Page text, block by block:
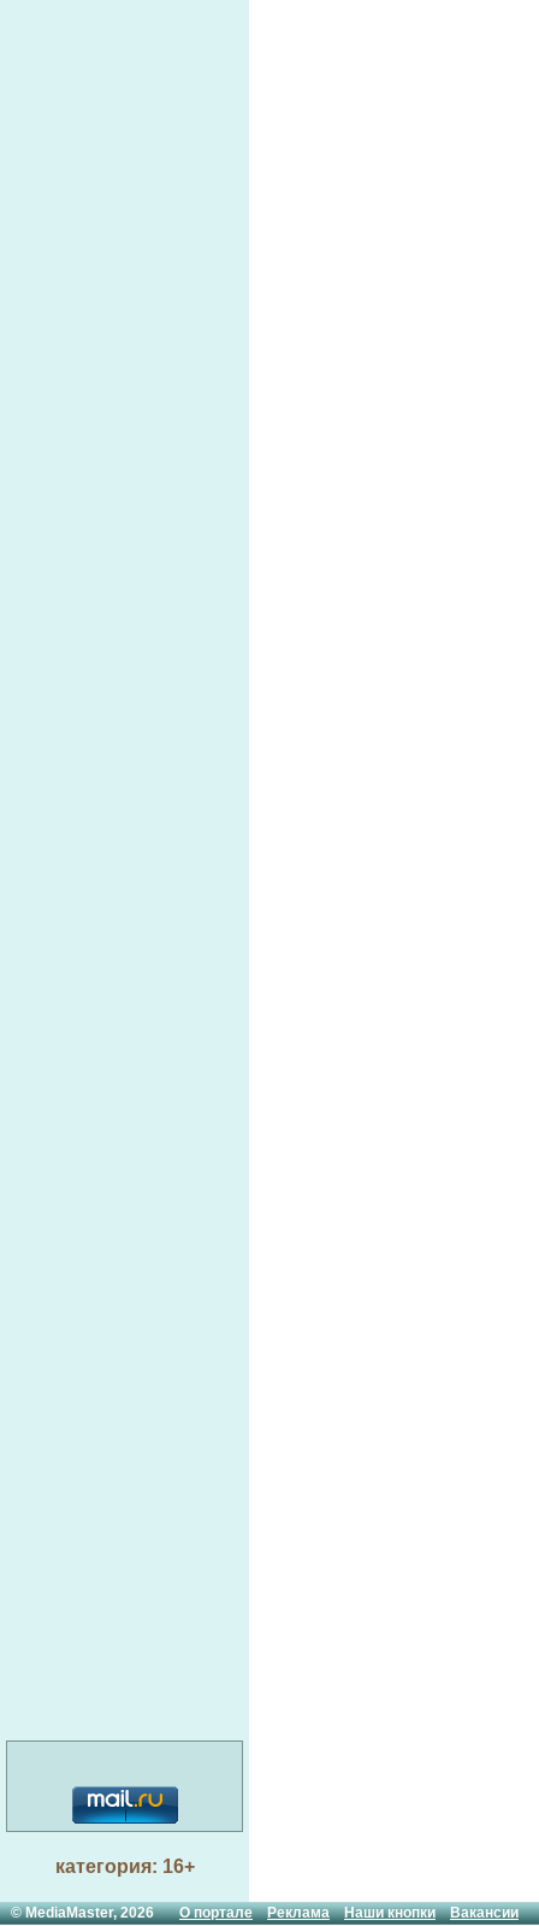
категория: 16+
© MediaMaster, 2026О портале Реклама Наши кнопки Вакансии